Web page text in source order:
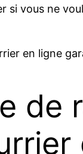
si vous ne
en ligne
de